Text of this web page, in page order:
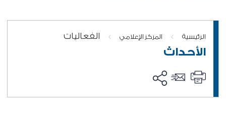
الرئيسية > المركز الإعلامي > الفعاليات
الأحداث